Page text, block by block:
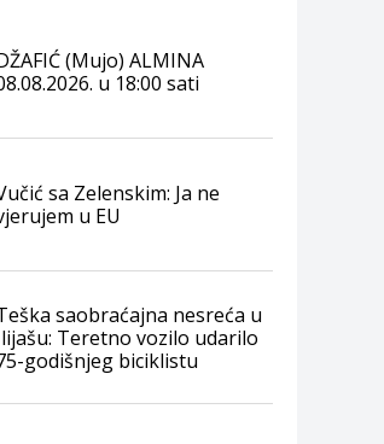
(Mujo) ALMINA
u 18:00 sati
sa Zelenskim: Ja ne
u EU
saobraćajna nesreća u
Teretno vozilo udarilo
godišnjeg biciklistu